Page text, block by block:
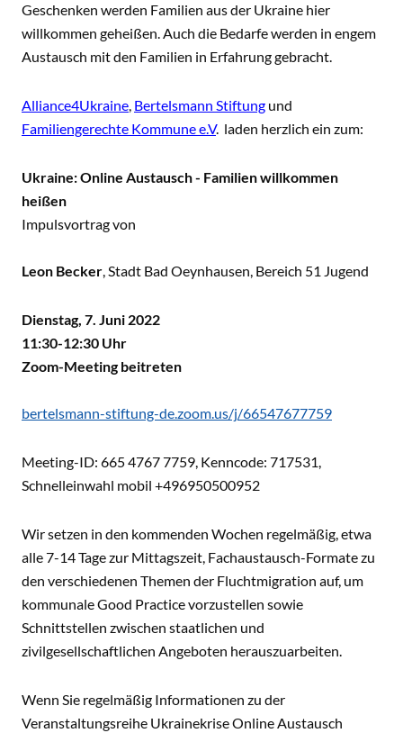
Geschenken werden Familien aus der Ukraine hier
willkommen geheißen. Auch die Bedarfe werden in engem
Austausch mit den Familien in Erfahrung gebracht.
Alliance4Ukraine, Bertelsmann Stiftung und
Familiengerechte Kommune e.V. laden herzlich ein zum:
Ukraine: Online Austausch - Familien willkommen
heißen
Impulsvortrag von
Leon Becker, Stadt Bad Oeynhausen, Bereich 51 Jugend
Dienstag, 7. Juni 2022
11:30-12:30 Uhr
Zoom-Meeting beitreten
bertelsmann-stiftung-de.zoom.us/j/66547677759
Meeting-ID: 665 4767 7759, Kenncode: 717531,
Schnelleinwahl mobil +496950500952
Wir setzen in den kommenden Wochen regelmäßig, etwa
alle 7-14 Tage zur Mittagszeit, Fachaustausch-Formate zu
den verschiedenen Themen der Fluchtmigration auf, um
kommunale Good Practice vorzustellen sowie
Schnittstellen zwischen staatlichen und
zivilgesellschaftlichen Angeboten herauszuarbeiten.
Wenn Sie regelmäßig Informationen zu der
Veranstaltungsreihe Ukrainekrise Online Austausch